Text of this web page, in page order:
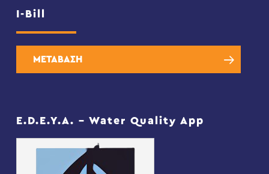
I-Bill
ΜΕΤΑΒΑΣΗ
E.D.E.Y.A. – Water Quality App